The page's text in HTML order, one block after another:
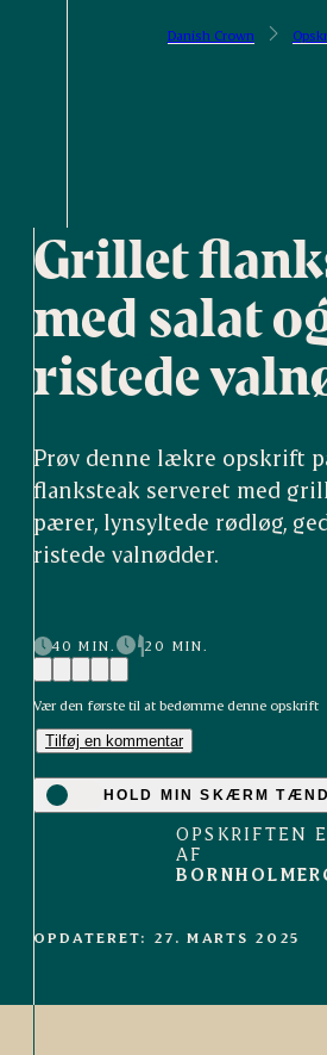
Danish Crown
Grillet
med salat
ristede
Prøv denne lækre opskrift
flanksteak serveret med
pærer, lynsyltede rødløg,
ristede valnødder.
40 MIN. 20 MIN.
Vær den første til at bedømme denne opskrift
Tilføj en kommentar
HOLD MIN SKÆRM
Ant onius
OPSKRIFTEN
AF
OPDATERET: 27. MARTS 2025